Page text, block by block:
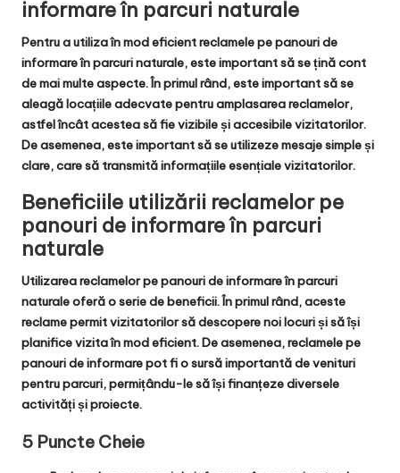
informare în parcuri naturale
Pentru a utiliza în mod eficient reclamele pe panouri de
informare în parcuri naturale, este important să se țină cont
de mai multe aspecte. În primul rând, este important să se
aleagă locațiile adecvate pentru amplasarea reclamelor,
astfel încât acestea să fie vizibile și accesibile vizitatorilor.
De asemenea, este important să se utilizeze mesaje simple și
clare, care să transmită informațiile esențiale vizitatorilor.
Beneficiile utilizării reclamelor pe
panouri de informare în parcuri
naturale
Utilizarea reclamelor pe panouri de informare în parcuri
naturale oferă o serie de beneficii. În primul rând, aceste
reclame permit vizitatorilor să descopere noi locuri și să își
planifice vizita în mod eficient. De asemenea, reclamele pe
panouri de informare pot fi o sursă importantă de venituri
pentru parcuri, permițându-le să își finanțeze diversele
activități și proiecte.
5 Puncte Cheie